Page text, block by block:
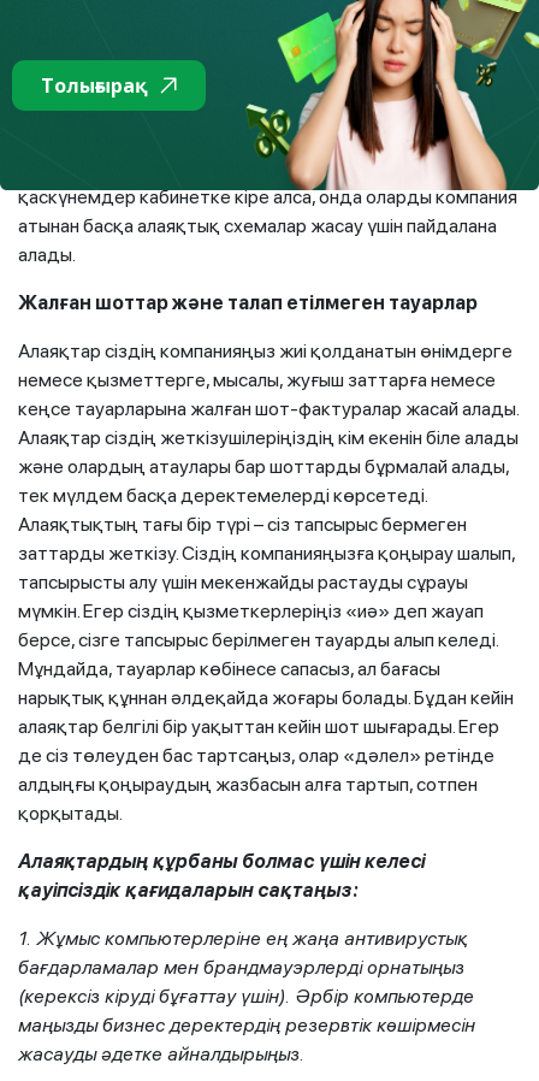
ерекше жағдайлар ұсынылады. Кәсіпкерлер ақша
аударғаннан кейін, алаяқтар телефонды өшіреді.
Сондай-ақ, алаяқтар кәсіпкерлердің электрондық
пошталарына маркетплейстерде жұмыс істеу үшін
көмекші қызметтерге сілтемелер жібере алады. Оларды
пайдалану үшін жеке кабинетке кіру керек. Егер
қаскүнемдер кабинетке кіре алса, онда оларды компания
атынан басқа алаяқтық схемалар жасау үшін пайдалана
алады.
Жалған шоттар және талап етілмеген тауарлар
Алаяқтар сіздің компанияңыз жиі қолданатын өнімдерге
немесе қызметтерге, мысалы, жуғыш заттарға немесе
кеңсе тауарларына жалған шот-фактуралар жасай алады.
Алаяқтар сіздің жеткізушілеріңіздің кім екенін біле алады
және олардың атаулары бар шоттарды бұрмалай алады,
тек мүлдем басқа деректемелерді көрсетеді.
Алаяқтықтың тағы бір түрі – сіз тапсырыс бермеген
заттарды жеткізу. Сіздің компанияңызға қоңырау шалып,
тапсырысты алу үшін мекенжайды растауды сұрауы
мүмкін. Егер сіздің қызметкерлеріңіз «иә» деп жауап
берсе, сізге тапсырыс берілмеген тауарды алып келеді.
Мұндайда, тауарлар көбінесе сапасыз, ал бағасы
нарықтық құннан әлдеқайда жоғары болады. Бұдан кейін
алаяқтар белгілі бір уақыттан кейін шот шығарады. Егер
де сіз төлеуден бас тартсаңыз, олар «дәлел» ретінде
алдыңғы қоңыраудың жазбасын алға тартып, сотпен
қорқытады.
Алаяқтардың құрбаны болмас үшін келесі
қауіпсіздік қағидаларын сақтаңыз:
1. Жұмыс компьютерлеріне ең жаңа антивирустық
бағдарламалар мен брандмауэрлерді орнатыңыз
(керексіз кіруді бұғаттау үшін). Әрбір компьютерде
маңызды бизнес деректердің резервтік көшірмесін
жасауды әдетке айналдырыңыз.
Толығырақ